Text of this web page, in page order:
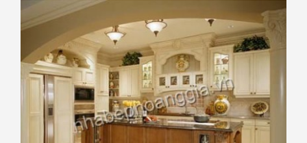
Xu hướng mẫu nhà bếp mới nhất hiện nay